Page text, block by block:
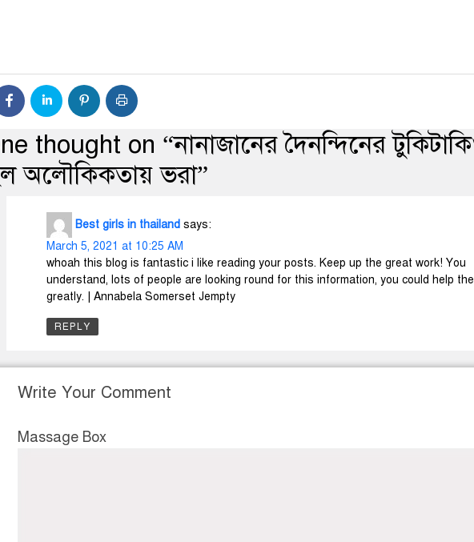
: Harualchari darbar sharif
কারামতে গাউসুল আজম
কারামতে হাদীয়ে যমান
thought on “
নানাজানের দৈনন্দিনের
অলৌকিকতায় ভরা
Best girls in thailand
whoah this blog is fantastic i like reading your posts. Keep up the great work! You
understand, lots of people are looking round for this information, you could help